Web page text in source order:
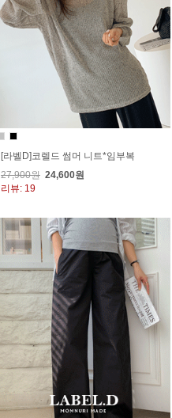
[라벨D]코렐드 썸머 니트*임부복
27,900원 24,600원
리뷰: 19